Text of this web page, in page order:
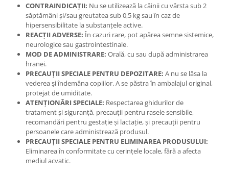
CONTRAINDICAȚII: Nu se utilizează la câinii cu vârsta sub 2
săptămâni și/sau greutatea sub 0,5 kg sau în caz de
hipersensibilitate la substanțele active.
REACȚII ADVERSE: În cazuri rare, pot apărea semne sistemice,
neurologice sau gastrointestinale.
MOD DE ADMINISTRARE: Orală, cu sau după administrarea
hranei.
PRECAUȚII SPECIALE PENTRU DEPOZITARE: A nu se lăsa la
vederea și îndemâna copiilor. A se păstra în ambalajul original,
protejat de umiditate.
ATENȚIONĂRI SPECIALE: Respectarea ghidurilor de
tratament și siguranță, precauții pentru rasele sensibile,
recomandări pentru gestație și lactație, și precauții pentru
persoanele care administrează produsul.
PRECAUȚII SPECIALE PENTRU ELIMINAREA PRODUSULUI:
Eliminarea în conformitate cu cerințele locale, fără a afecta
mediul acvatic.